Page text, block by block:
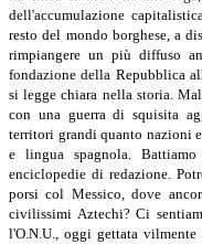
dell'accumulazione
resto del mondo borghese, a
rimpiangere un più diffuso
fondazione della Repubblica
si legge chiara nella storia.
con una guerra di squisita
territori grandi quanto nazioni
e lingua spagnola.
enciclopedie di redazione.
porsi col Messico, dove
civilissimi Aztechi? Ci
l'O.N.U., oggi gettata vilmente